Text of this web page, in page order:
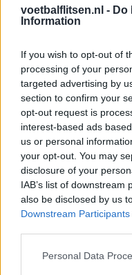
voetbalflitsen.nl - Do
Information
If you wish to opt-out of
processing of your
targeted advertising by
section to confirm your
opt-out request is
interest-based ads
us or personal
your opt-out. You may
disclosure of your
IAB’s list of
also be disclosed by us
Downstream Participants
Personal Data
en Hadj Moussa
er nog op het
Shaqueel van
keuze voor
Brengt Sporting
problemen rond
Van
Feyenoord-
openhartig over